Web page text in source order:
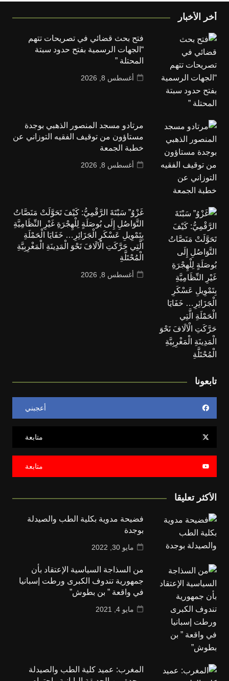
أخر الأخبار
فتح بحث قضائي في تصريحات تتهم
“الجهات الرسمية بفتح حدود سبتة
المحتلة ”
أغسطس 8, 2026
مرتادو مسجد المنصور الذهبي بوجدة
مستاؤون من توقيف الفقيه التوزاني عن
خطبة الجمعة
أغسطس 8, 2026
غَزْوُ” سَبْتَةَ الرَّقْمِيُّ: كَيْفَ تَحَوَّلَتْ مَنَصَّاتُ
التَّوَاصُلِ إِلَى بُوصَلَةٍ لِلْهِجْرَةِ غَيْرِ النِّظَامِيَّةِ
بِتَمْوِيلِ عَسْكَرِ الْجَزَائِرِ… خَفَايَا الْحَمْلَةِ
الَّتِي حَرَّكَتِ الْآلَافَ نَحْوَ الْمَدِينَةِ الْمَغْرِبِيَّةِ
الْمُحْتَلَّةِ
أغسطس 8, 2026
تابعونا
أعجبني
متابعة
متابعة
الأكثر تعليقا
فضيحة مدوية بكلية الطب والصيدلة
بوجدة
مايو 30, 2022
من السذاجة السياسية الإعتقاد بأن
جمهورية تندوف الكبرى ورطت إسبانيا
في واقعة ” بن بطوش”
مايو 4, 2021
المغرب: عميد كلية الطب والصيدلة